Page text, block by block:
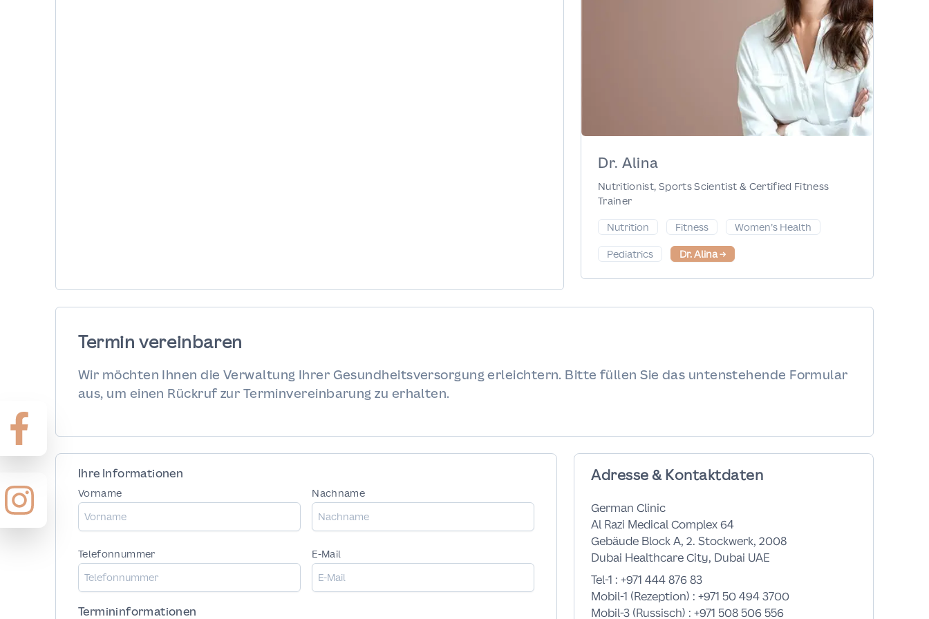
Dr. Alina
Nutritionist, Sports Scientist & Certified Fitness
Trainer
Nutrition
Fitness Women’s Health
Pediatrics Dr. Alina→
Termin vereinbaren
Wir möchten Ihnen die Verwaltung Ihrer Gesundheitsversorgung erleichtern. Bitte füllen Sie das untenstehende Formular
aus, um einen Rückruf zur Terminvereinbarung zu erhalten.
Ihre Informationen
Vorname Nachname
Telefonnummer E-Mail
Termininformationen
Adresse & Kontaktdaten
German Clinic
Al Razi Medical Complex 64
Gebäude Block A, 2. Stockwerk, 2008
Dubai Healthcare City, Dubai UAE
Tel-1 :+971 444 876 83
Mobil-1 (Rezeption) :+971 50 494 3700
Mobil-3 (Russisch) :+971 508 506 556